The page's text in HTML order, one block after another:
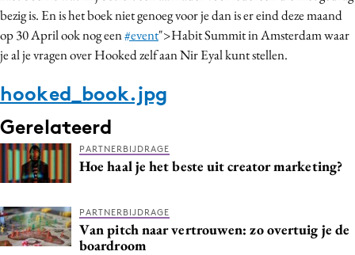
bezig is. En is het boek niet genoeg voor je dan is er eind deze maand
op 30 April ook nog een#event">Habit Summit in Amsterdam waar
je al je vragen over Hooked zelf aan Nir Eyal kunt stellen.
hooked_book.jpg
Gerelateerd
PARTNERBIJDRAGE
Hoe haal je het beste uit creator marketing?
PARTNERBIJDRAGE
Van pitch naar vertrouwen: zo overtuig je de
boardroom